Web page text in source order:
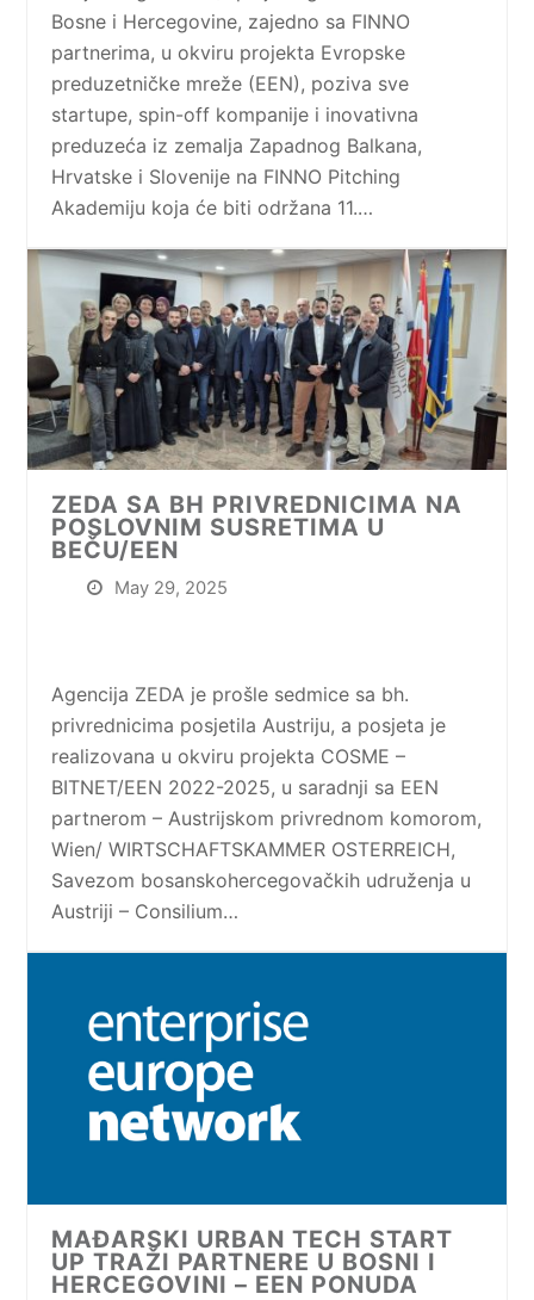
Bosne i Hercegovine, zajedno sa FINNO
partnerima, u okviru projekta Evropske
preduzetničke mreže (EEN), poziva sve
startupe, spin-off kompanije i inovativna
preduzeća iz zemalja Zapadnog Balkana,
Hrvatske i Slovenije na FINNO Pitching
Akademiju koja će biti održana 11.…
ZEDA SA BH PRIVREDNICIMA NA
POSLOVNIM SUSRETIMA U
BEČU/EEN
May 29, 2025
Agencija ZEDA je prošle sedmice sa bh.
privrednicima posjetila Austriju, a posjeta je
realizovana u okviru projekta COSME –
BITNET/EEN 2022-2025, u saradnji sa EEN
partnerom – Austrijskom privrednom komorom,
Wien/ WIRTSCHAFTSKAMMER OSTERREICH,
Savezom bosanskohercegovačkih udruženja u
Austriji – Consilium…
MAĐARSKI URBAN TECH START
UP TRAŽI PARTNERE U BOSNI I
HERCEGOVINI – EEN PONUDA